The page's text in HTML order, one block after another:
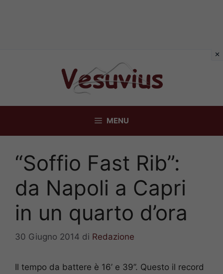
MENU
“Soffio Fast Rib”:
da Napoli a Capri
in un quarto d’ora
30 Giugno 2014 di Redazione
Il tempo da battere è 16’ e 39’’. Questo il record